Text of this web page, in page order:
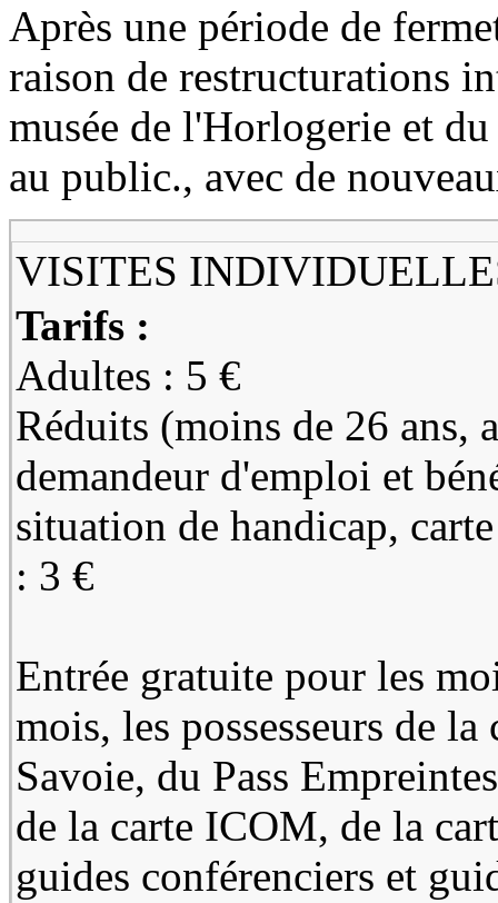
Après une période de
raison de restructurations
musée de l'Horlogerie et
au public., avec de
VISITES
Tarifs :
Adultes : 5 €
Réduits (moins de 26 ans,
demandeur d'emploi et
situation de handicap,
: 3 €
Entrée gratuite pour les
mois, les possesseurs de
Savoie, du Pass
de la carte ICOM, de la
guides conférenciers et